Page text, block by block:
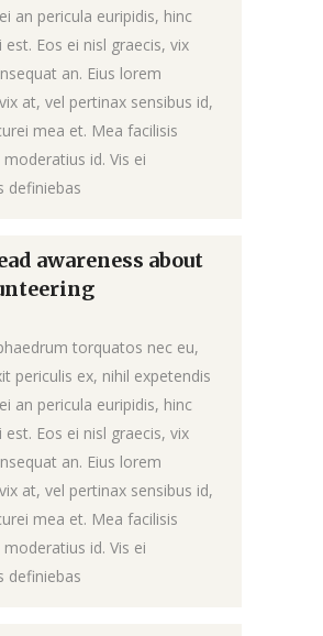
an pericula euripidis, hinc
est. Eos ei nisl graecis, vix
an. Eius lorem
at, vel pertinax sensibus id,
mea et. Mea facilisis
id. Vis ei
definiebas
awareness about
torquatos nec eu,
periculis ex, nihil expetendis
an pericula euripidis, hinc
est. Eos ei nisl graecis, vix
an. Eius lorem
at, vel pertinax sensibus id,
mea et. Mea facilisis
id. Vis ei
definiebas